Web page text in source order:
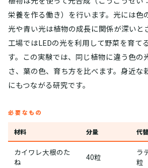
栄養を作る働き）を行います。光には色
光や青い光は植物の成長に関係が深いと
工場ではLEDの光を利用して野菜を育て
す。この実験では、同じ植物に違う色の
さ、葉の色、育ち方を比べます。身近な
にもつながる研究です。
必要なもの
材料 分量 代
カイワレ大根のた
ね
40粒
ラ
粒